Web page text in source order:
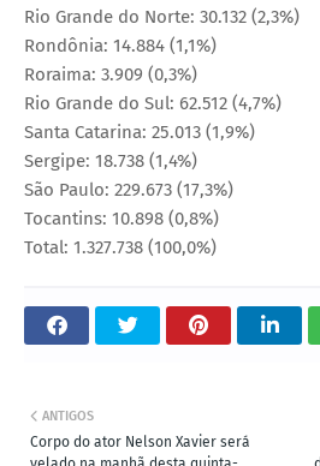
Rio Grande do Norte: 30.132 (2,3%)
Rondônia: 14.884 (1,1%)
Roraima: 3.909 (0,3%)
Rio Grande do Sul: 62.512 (4,7%)
Santa Catarina: 25.013 (1,9%)
Sergipe: 18.738 (1,4%)
São Paulo: 229.673 (17,3%)
Tocantins: 10.898 (0,8%)
Total: 1.327.738 (100,0%)
ANTIGOS
Corpo do ator Nelson Xavier será